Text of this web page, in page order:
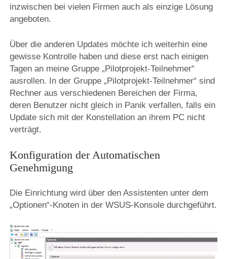
inzwischen bei vielen Firmen auch als einzige Lösung
angeboten.
Über die anderen Updates möchte ich weiterhin eine
gewisse Kontrolle haben und diese erst nach einigen
Tagen an meine Gruppe „Pilotprojekt-Teilnehmer“
ausrollen. In der Gruppe „Pilotprojekt-Teilnehmer“ sind
Rechner aus verschiedenen Bereichen der Firma,
deren Benutzer nicht gleich in Panik verfallen, falls ein
Update sich mit der Konstellation an ihrem PC nicht
verträgt.
Konfiguration der Automatischen
Genehmigung
Die Einrichtung wird über den Assistenten unter dem
„Optionen“-Knoten in der WSUS-Konsole durchgeführt.